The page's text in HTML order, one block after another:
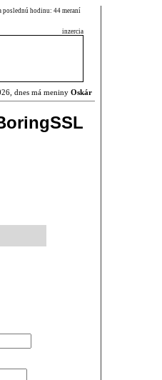
poslednú hodinu: 44 meraní
inzercia
dnes má meniny Oskár